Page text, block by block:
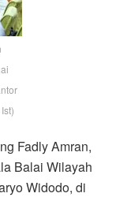
Fadly Amran,
Balai Wilayah
Widodo, di